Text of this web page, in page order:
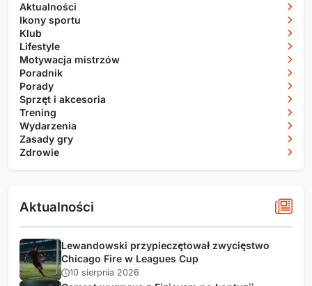
Aktualności
Ikony sportu
Klub
Lifestyle
Motywacja mistrzów
Poradnik
Porady
Sprzęt i akcesoria
Trening
Wydarzenia
Zasady gry
Zdrowie
Aktualności
Lewandowski przypieczętował zwycięstwo
Chicago Fire w Leagues Cup
10 sierpnia 2026